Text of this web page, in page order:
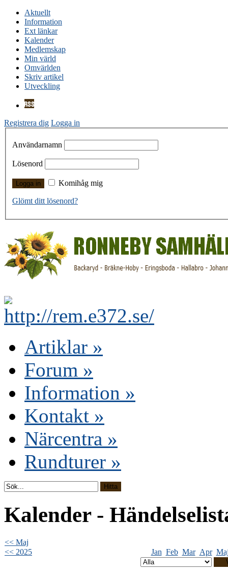
Aktuellt
Information
Ext länkar
Kalender
Medlemskap
Min värld
Omvärlden
Skriv artikel
Utveckling
Registrera dig Logga in
Användarnamn
Lösenord
Komihåg mig
Glömt ditt lösenord?
Artiklar »
Forum »
Information »
Kontakt »
Närcentra »
Rundturer »
Kalender -
<< Maj
<< 2025
Jan Feb Mar Apr